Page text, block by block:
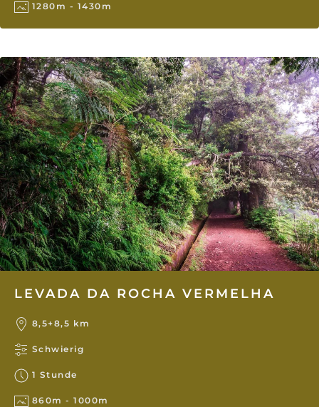
1280m - 1430m
LEVADA DA ROCHA VERMELHA
8,5+8,5 km
Schwierig
1 Stunde
860m - 1000m